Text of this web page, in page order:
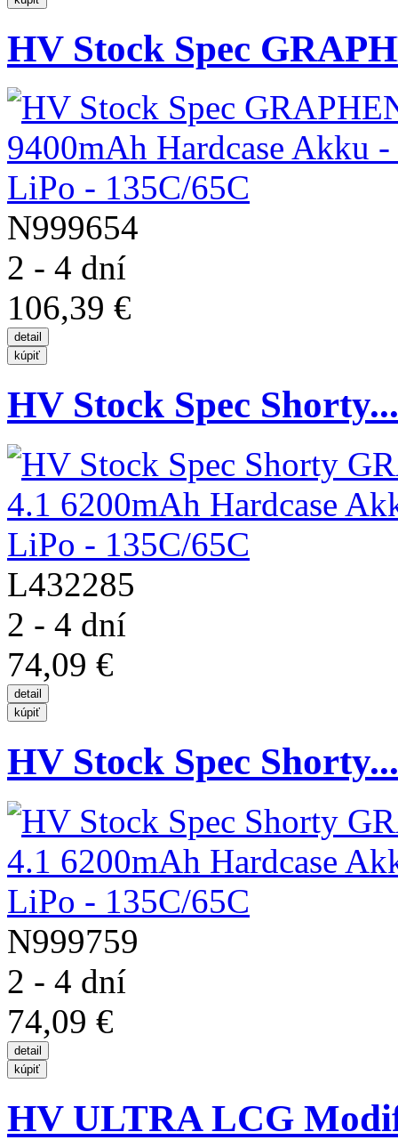
HV Stock Spec
N999654
2 - 4 dní
106,39 €
HV Stock Spec Shorty...
L432285
2 - 4 dní
74,09 €
HV Stock Spec Shorty...
N999759
2 - 4 dní
74,09 €
HV ULTRA LCG